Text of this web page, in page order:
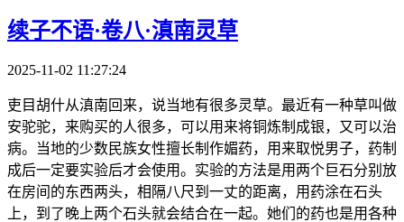
续子不语·卷八·滇南灵草
2025-11-02 11:27:24
吏目胡什从滇南回来，说当地有很多灵草。最近有一种草叫做
安驼驼，来购买的人很多，可以用来将铜炼制成银，又可以治
病。当地的少数民族女性擅长制作媚药，用来取悦男子，药制
成后一定要实验后才会使用。实验的方法是用两个巨石分别放
在房间的东西两头，相隔八尺到一丈的距离，用药涂在石头
上，到了晚上两个石头就会结合在一起。她们的药也是用各种